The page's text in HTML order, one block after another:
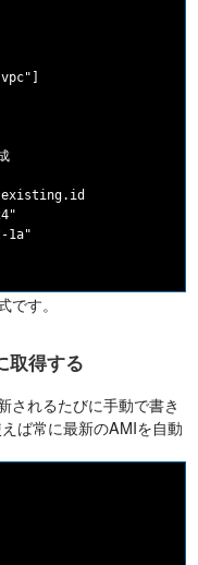
1a"
です。
取得する
されるたびに手動で書き
ば常に最新のAMIを自動